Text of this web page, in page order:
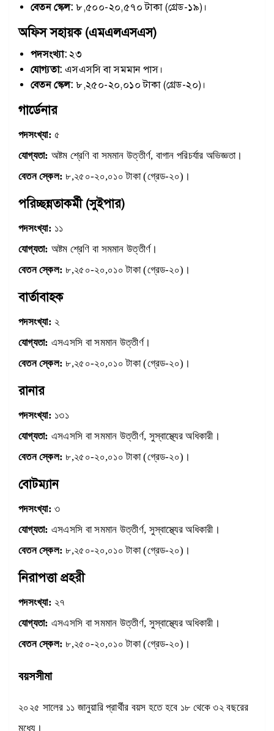
বেতন স্কেল: ৮,৫০০-২০,৫৭০ টাকা (গ্রেড-১৯)।
অফিস সহায়ক (এমএলএসএস)
পদসংখ্যা:২৩
যোগ্যতা: এসএসসি বা সমমান পাস।
বেতন স্কেল: ৮,২৫০-২০,০১০ টাকা (গ্রেড-২০)।
গার্ডেনার
পদসংখ্যা: ৫
যোগ্যতা: অষ্টম শ্রেণি বা সমমান উত্তীর্ণ, বাগান পরিচর্যার অভিজ্ঞতা।
বেতন স্কেল: ৮,২৫০-২০,০১০ টাকা (গ্রেড-২০)।
পরিচ্ছন্নতাকর্মী (সুইপার)
পদসংখ্যা: ১১
যোগ্যতা: অষ্টম শ্রেণি বা সমমান উত্তীর্ণ।
বেতন স্কেল: ৮,২৫০-২০,০১০ টাকা (গ্রেড-২০)।
বার্তাবাহক
পদসংখ্যা: ২
যোগ্যতা: এসএসসি বা সমমান উত্তীর্ণ।
বেতন স্কেল:৮,২৫০-২০,০১০ টাকা (গ্রেড-২০)।
রানার
পদসংখ্যা: ১৩১
যোগ্যতা: এসএসসি বা সমমান উত্তীর্ণ, সুস্বাস্থ্যের অধিকারী।
বেতন স্কেল:৮,২৫০-২০,০১০ টাকা (গ্রেড-২০)।
বোটম্যান
পদসংখ্যা:৩
যোগ্যতা: এসএসসি বা সমমান উত্তীর্ণ, সুস্বাস্থ্যের অধিকারী।
বেতন স্কেল:৮,২৫০-২০,০১০ টাকা (গ্রেড-২০)।
নিরাপত্তা প্রহরী
পদসংখ্যা: ২৭
যোগ্যতা: এসএসসি বা সমমান উত্তীর্ণ, সুস্বাস্থ্যের অধিকারী।
বেতন স্কেল: ৮,২৫০-২০,০১০ টাকা (গ্রেড-২০)।
বয়সসীমা
২০২৫ সালের ১১ জানুয়ারি প্রার্থীর বয়স হতে হবে ১৮ থেকে ৩২ বছরের
মধ্যে।